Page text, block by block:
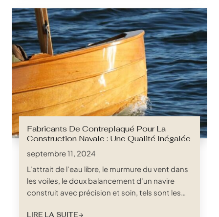
offrant un soutien adéquat et en garantissant
la longévité du matelas. Les lattes de lit, la série
de supports horizontaux qui relient le lit...
Fabricants De Contreplaqué Pour La
Construction Navale : Une Qualité Inégalée
septembre 11, 2024
L'attrait de l'eau libre, le murmure du vent dans
les voiles, le doux balancement d'un navire
construit avec précision et soin, tels sont les
LIRE LA SUITE